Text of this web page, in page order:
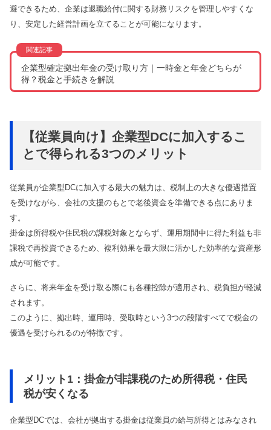
避できるため、企業は退職給付に関する財務リスクを管理しやすくな
り、安定した経営計画を立てることが可能になります。
企業型確定拠出年金の受け取り方｜一時金と年金どちらが
得？税金と手続きを解説
【従業員向け】企業型DCに加入するこ
とで得られる3つのメリット
従業員が企業型DCに加入する最大の魅力は、税制上の大きな優遇措置
を受けながら、会社の支援のもとで老後資金を準備できる点にありま
す。
掛金は所得税や住民税の課税対象とならず、運用期間中に得た利益も非
課税で再投資できるため、複利効果を最大限に活かした効率的な資産形
成が可能です。
さらに、将来年金を受け取る際にも各種控除が適用され、税負担が軽減
されます。
このように、拠出時、運用時、受取時という3つの段階すべてで税金の
優遇を受けられるのが特徴です。
メリット1：掛金が非課税のため所得税・住民
税が安くなる
企業型DCでは、会社が拠出する掛金は従業員の給与所得とはみなされ